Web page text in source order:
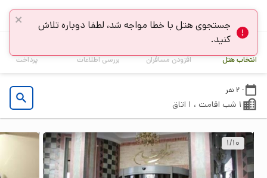
انتخاب هتل
افزودن مسافران
بررسی اطلاعات
پرداخت
- 2 نفر
1 شب اقامت ، 1 اتاق
10
/
1
جستجوی هتل با خطا مواجه شد، لطفا دوباره تلاش
کنید.